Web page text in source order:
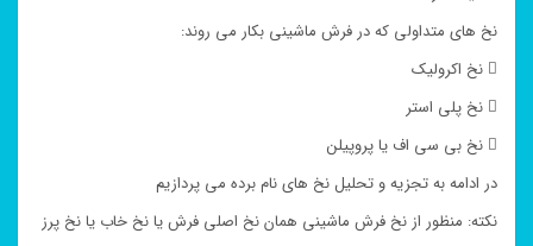
نخ های متداولی که در فرش ماشینی بکار می روند:
 نخ اکرولیک
 نخ پلی استر
 نخ بی سی اف یا پروپیلن
در ادامه به تجزیه و تحلیل نخ های نام برده می پردازیم
نکته: منظور از نخ فرش ماشینی همان نخ اصلی فرش یا نخ خاب یا نخ پرز